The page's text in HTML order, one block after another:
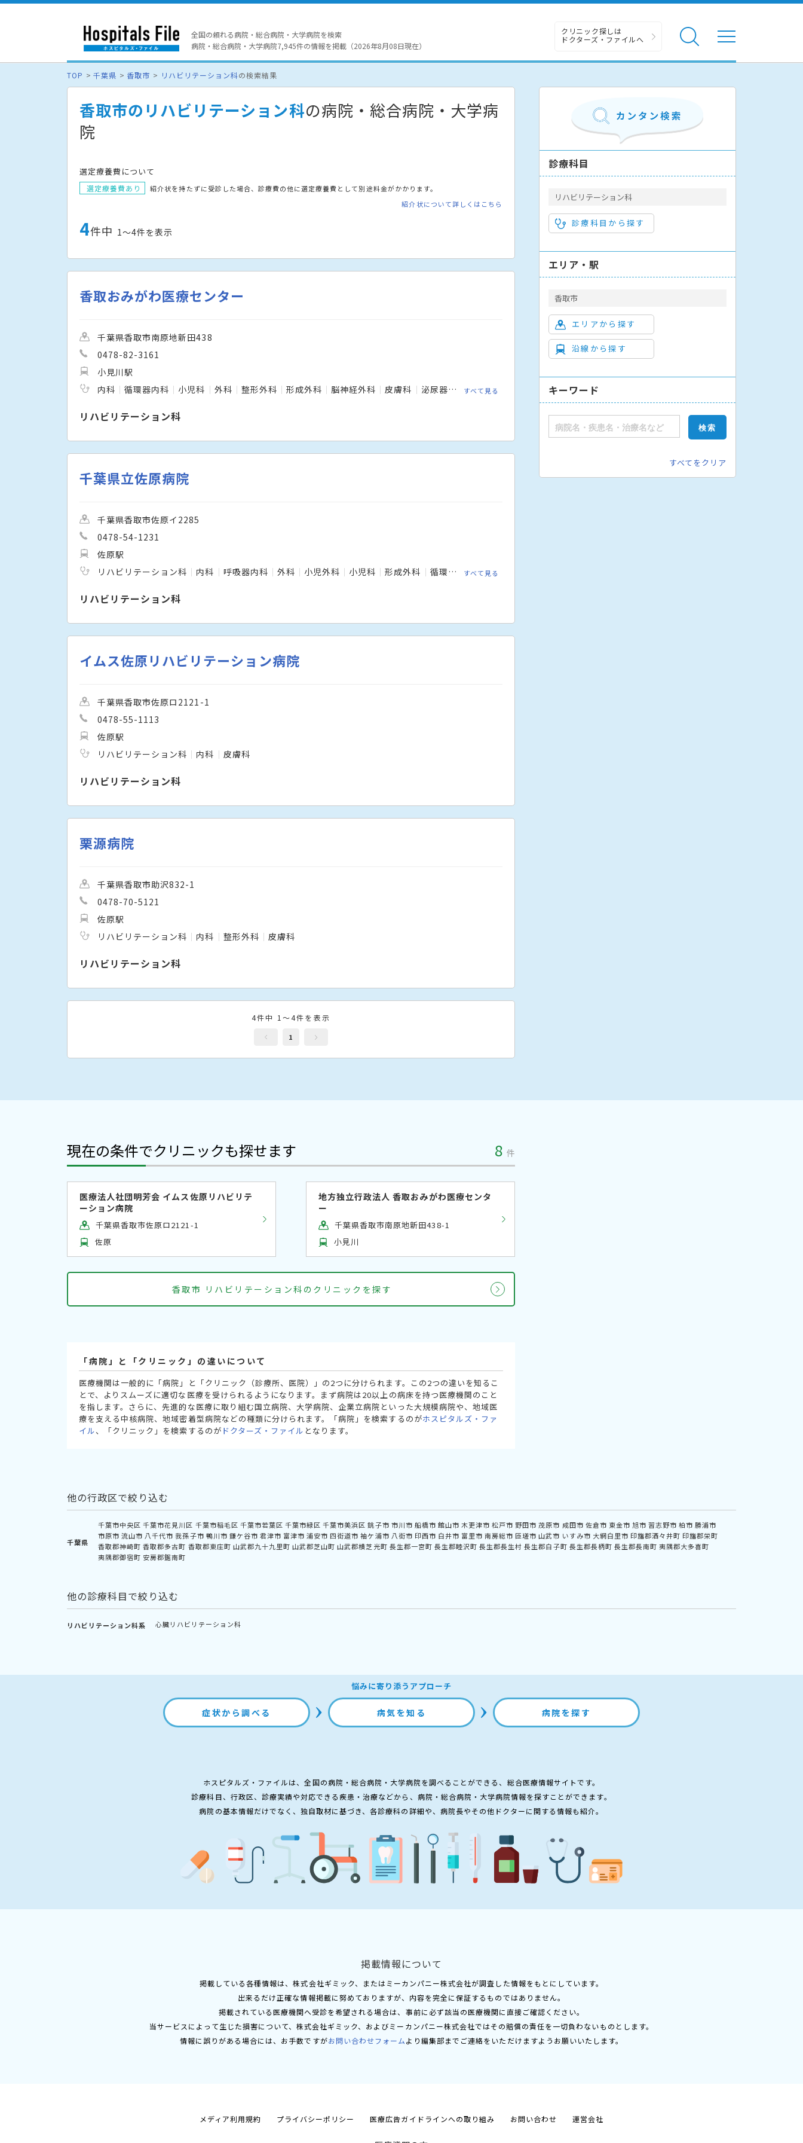
全国の頼れる病院・総合病院・大学病院を検索
病院・総合病院・大学病院7,945件の情報を掲載（2026年8月08日現在）
クリニック探しは
ドクターズ・ファイルへ
TOP 千葉県 香取市 リハビリテーション科の検索結果
香取市のリハビリテーション科の病院・総合病院・大学病
院
選定療養費について
選定療養費あり
紹介状を持たずに受診した場合、診療費の他に選定療養費として別途料金がかかります。
紹介状について詳しくはこちら
4件中 1〜4件を表示
香取おみがわ医療センター
千葉県香取市南原地新田438
0478-82-3161
小見川駅
内科
循環器内科 小児科 外科 整形外科 形成外科 脳神経外科 皮膚科 泌尿器科 眼科 耳鼻いんこう科 リハビリテーション科
すべて見る
リハビリテーション科
千葉県立佐原病院
千葉県香取市佐原イ2285
0478-54-1231
佐原駅
リハビリテーション科
内科 呼吸器内科 外科 小児外科 小児科 形成外科 循環器内科 放射線科
すべて見る
リハビリテーション科
イムス佐原リハビリテーション病院
千葉県香取市佐原ロ2121-1
0478-55-1113
佐原駅
リハビリテーション科
内科 皮膚科
リハビリテーション科
栗源病院
千葉県香取市助沢832-1
0478-70-5121
佐原駅
リハビリテーション科
内科 整形外科 皮膚科
リハビリテーション科
4件中 1～4件を表示
1
診療科目
リハビリテーション科
診療科目から探す
エリア・駅
香取市
エリアから探す
沿線から探す
キーワード
すべてをクリア
現在の条件でクリニックも探せます 8 件
医療法人社団明芳会 イムス佐原リハビリテ
ーション病院
千葉県香取市佐原ロ2121-1
佐原
地方独立行政法人 香取おみがわ医療センタ
ー
千葉県香取市南原地新田438-1
小見川
香取市 リハビリテーション科のクリニックを探す
「病院」と「クリニック」の違いについて
医療機関は一般的に「病院」と「クリニック（診療所、医院）」の2つに分けられます。この2つの違いを知るこ
とで、よりスムーズに適切な医療を受けられるようになります。まず病院は20以上の病床を持つ医療機関のこと
を指します。さらに、先進的な医療に取り組む国立病院、大学病院、企業立病院といった大規模病院や、地域医
療を支える中核病院、地域密着型病院などの種類に分けられます。「病院」を検索するのがホスピタルズ・ファ
イル、「クリニック」を検索するのが ドクターズ・ファイル となります。
他の行政区で絞り込む
千葉県
千葉市中央区 千葉市花見川区 千葉市稲毛区 千葉市若葉区 千葉市緑区 千葉市美浜区 銚子市 市川市 船橋市 館山市 木更津市 松戸市 野田市 茂原市 成田市 佐倉市 東金市 旭市 習志野市 柏市 勝浦市
市原市 流山市 八千代市 我孫子市 鴨川市 鎌ケ谷市 君津市 富津市 浦安市 四街道市 袖ケ浦市 八街市 印西市 白井市 富里市 南房総市 匝瑳市 山武市 いすみ市 大網白里市 印旛郡酒々井町 印旛郡栄町
香取郡神崎町 香取郡多古町 香取郡東庄町 山武郡九十九里町 山武郡芝山町 山武郡横芝光町 長生郡一宮町 長生郡睦沢町 長生郡長生村 長生郡白子町 長生郡長柄町 長生郡長南町 夷隅郡大多喜町
夷隅郡御宿町 安房郡鋸南町
他の診療科目で絞り込む
リハビリテーション科系 心臓リハビリテーション科
悩みに寄り添うアプローチ
症状から調べる 病気を知る 病院を探す
ホスピタルズ・ファイルは、全国の病院・総合病院・大学病院を調べることができる、総合医療情報サイトです。
診療科目、行政区、診療実績や対応できる疾患・治療などから、病院・総合病院・大学病院情報を探すことができます。
病院の基本情報だけでなく、独自取材に基づき、各診療科の詳細や、病院長やその他ドクターに関する情報も紹介。
掲載情報について
掲載している各種情報は、株式会社ギミック、またはミーカンパニー株式会社が調査した情報をもとにしています。
出来るだけ正確な情報掲載に努めておりますが、内容を完全に保証するものではありません。
掲載されている医療機関へ受診を希望される場合は、事前に必ず該当の医療機関に直接ご確認ください。
当サービスによって生じた損害について、株式会社ギミック、およびミーカンパニー株式会社ではその賠償の責任を一切負わないものとします。
情報に誤りがある場合には、お手数ですがお問い合わせフォームより編集部までご連絡をいただけますようお願いいたします。
メディア利用規約 プライバシーポリシー 医療広告ガイドラインへの取り組み お問い合わせ 運営会社